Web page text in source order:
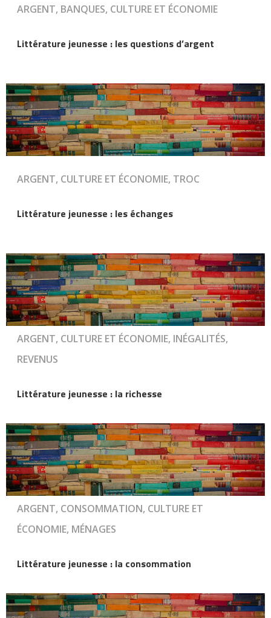
ARGENT, BANQUES, CULTURE ET ÉCONOMIE
Littérature jeunesse : les questions d’argent
ARGENT, CULTURE ET ÉCONOMIE, TROC
Littérature jeunesse : les échanges
ARGENT, CULTURE ET ÉCONOMIE, INÉGALITÉS,
REVENUS
Littérature jeunesse : la richesse
ARGENT, CONSOMMATION, CULTURE ET
ÉCONOMIE, MÉNAGES
Littérature jeunesse : la consommation